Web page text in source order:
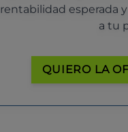
rentabilidad esperada
a tu
QUIERO LA